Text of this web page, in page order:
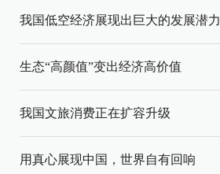
我国低空经济展现出巨大的发展潜力
生态“高颜值”变出经济高价值
我国文旅消费正在扩容升级
用真心展现中国，世界自有回响